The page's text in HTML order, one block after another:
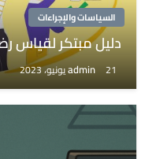
السياسات والإجراءات
دليل مبتكر لقياس
admin 21 يونيو، 2023